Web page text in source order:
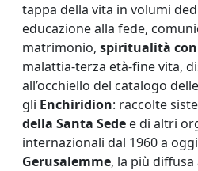
tappa della vita in volumi
educazione alla fede,
matrimonio, spiritualità
malattia-terza età-fine vita,
all’occhiello del catalogo
gli Enchiridion: raccolte
della Santa Sede e di altri
internazionali dal 1960 a
Gerusalemme, la più